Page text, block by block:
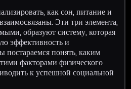
как сон, питание и
Эти три элемента,
образуют систему, которая
эффективность и
понять, каким
факторами физического
к успешной социальной